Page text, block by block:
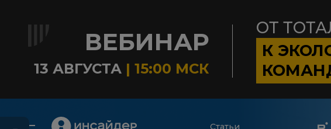
ВЕБИНАР
13 АВГУСТА | 15:00 МСК
ОТ
К
Статьи